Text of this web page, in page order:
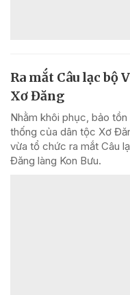
Ra mắt Câu lạc bộ
Xơ Đăng
Nhằm khôi phục, bảo
thống của dân tộc Xơ
vừa tổ chức ra mắt Câu
Đăng làng Kon Bưu.